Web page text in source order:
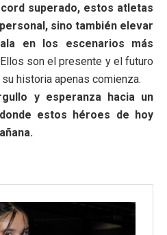
superado, estos atletas
sino también elevar
en los escenarios más
Ellos son el presente y el futuro
historia apenas comienza.
y esperanza hacia un
estos héroes de hoy